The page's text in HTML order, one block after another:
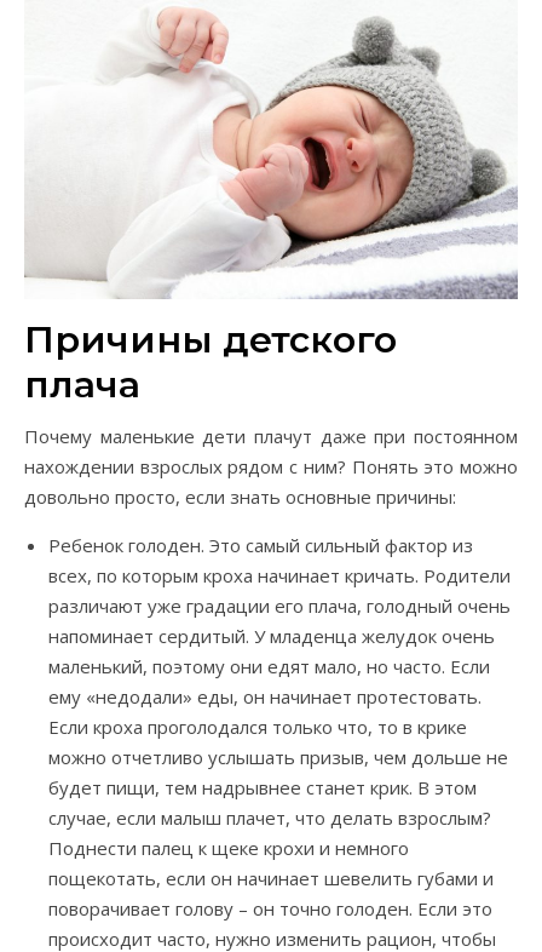
Причины детского
плача
Почему маленькие дети плачут даже при постоянном
нахождении взрослых рядом с ним? Понять это можно
довольно просто, если знать основные причины:
Ребенок голоден. Это самый сильный фактор из
всех, по которым кроха начинает кричать. Родители
различают уже градации его плача, голодный очень
напоминает сердитый. У младенца желудок очень
маленький, поэтому они едят мало, но часто. Если
ему «недодали» еды, он начинает протестовать.
Если кроха проголодался только что, то в крике
можно отчетливо услышать призыв, чем дольше не
будет пищи, тем надрывнее станет крик. В этом
случае, если малыш плачет, что делать взрослым?
Поднести палец к щеке крохи и немного
пощекотать, если он начинает шевелить губами и
поворачивает голову – он точно голоден. Если это
происходит часто, нужно изменить рацион, чтобы